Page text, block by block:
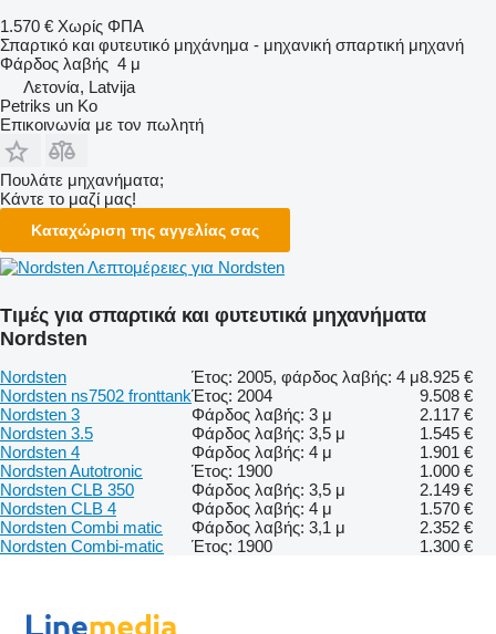
1.570 € Χωρίς ΦΠΑ
Σπαρτικό και φυτευτικό μηχάνημα - μηχανική σπαρτική μηχανή
Φάρδος λαβής 4 μ
Λετονία, Latvija
Petriks un Ko
Επικοινωνία με τον πωλητή
Πουλάτε μηχανήματα;
Κάντε το μαζί μας!
Καταχώριση της αγγελίας σας
Λεπτομέρειες για Nordsten
Τιμές για σπαρτικά και φυτευτικά μηχανήματα
Nordsten
Nordsten Έτος: 2005, φάρδος λαβής: 4 μ8.925 €
Nordsten ns7502 fronttankΈτος: 2004
9.508 €
Nordsten 3
Φάρδος λαβής: 3 μ
2.117 €
Nordsten 3.5
Φάρδος λαβής: 3,5 μ
1.545 €
Nordsten 4
Φάρδος λαβής: 4 μ
1.901 €
Nordsten Autotronic
Έτος: 1900
1.000 €
Nordsten CLB 350
Φάρδος λαβής: 3,5 μ
2.149 €
Nordsten CLB 4
Φάρδος λαβής: 4 μ
1.570 €
Nordsten Combi matic
Φάρδος λαβής: 3,1 μ
2.352 €
Nordsten Combi-matic
Έτος: 1900 1.300 €